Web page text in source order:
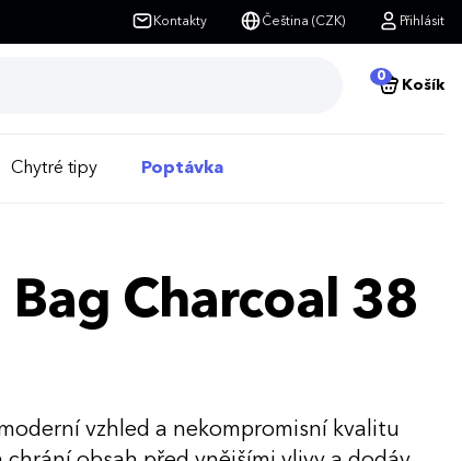
Kontakty Čeština (CZK) Přihlásit
0
Košík
Chytré tipy Poptávka
Charcoal 38
vzhled a nekompromisní kvalitu